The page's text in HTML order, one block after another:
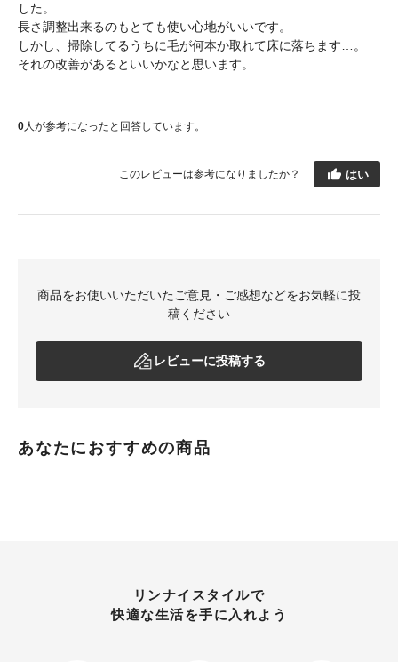
した。
長さ調整出来るのもとても使い心地がいいです。
しかし、掃除してるうちに毛が何本か取れて床に落ちます…。
それの改善があるといいかなと思います。
0人が参考になったと回答しています。
このレビューは参考になりましたか？ はい
商品をお使いいただいたご意見・ご感想などをお気軽に投
稿ください
レビューに投稿する
あなたにおすすめの商品
リンナイスタイルで
快適な生活を手に入れよう